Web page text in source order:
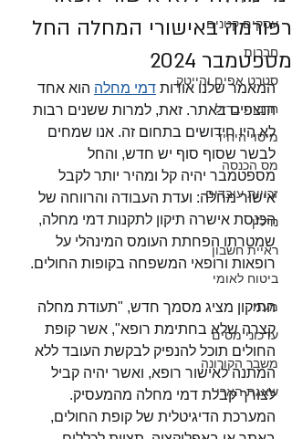
עסקים קטנים
חברות
סטרט אפים והייטק
חרבות ברזל
מיסוי היחיד
מס הכנסה
זכויות עובדים
נדל"ן
ראיית חשבון
ביטוח לאומי
מעמ
עדכוני מסים
משבר הקורונה
שאגת הארי
רפורמה באישורי המחלה החל
מספטמבר 2024
המאמר שלנו אודות דמי מחלה הוא אחד
הנצפים באתר. זאת, למרות ששנים רבות
לא היו חידושים בתחום זה. אנו שמחים
לבשר שסוף סוף יש חדש, והחל
מספטמבר יהיה קל ומהיר יותר לקבל
אישור מחלה: ועדת העבודה והרווחה של
הכנסת אישרה תיקון לתקנות דמי מחלה,
שמטרתו הפחתת העומס המינהלי על
רופאות ורופאי המשפחה בקופות החולים.
התיקון מציג מסמך חדש, "תעודת מחלה
קצרה שלא בחתימת רופא", אשר קופת
החולים תוכל להנפיק לבקשת העובד ללא
המתנה לאישור רופא, ואשר יהיה קביל
לצורך קבלת דמי מחלה מהמעסיק.
המערכת הדיגיטלית של קופת החולים,